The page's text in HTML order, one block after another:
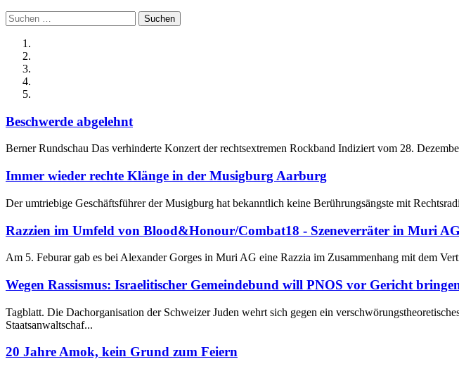
Suchen
nach:
Beschwerde abgelehnt
Berner Rundschau Das verhinderte Konzert der rechtsextremen Rockband Indiziert vom 28.
Immer wieder rechte Klänge in der Musigburg Aarburg
Der umtriebige Geschäftsführer der Musigburg hat bekanntlich keine Berührungsängste mit
Razzien im Umfeld von Blood&Honour/Combat18 - Szeneverräter in Muri
Am 5. Feburar gab es bei Alexander Gorges in Muri AG eine Razzia im Zusammenhang mit dem
Wegen Rassismus: Israelitischer Gemeindebund will PNOS vor Gericht
Tagblatt. Die Dachorganisation der Schweizer Juden wehrt sich gegen ein
Staatsanwaltschaf...
20 Jahre Amok, kein Grund zum Feiern